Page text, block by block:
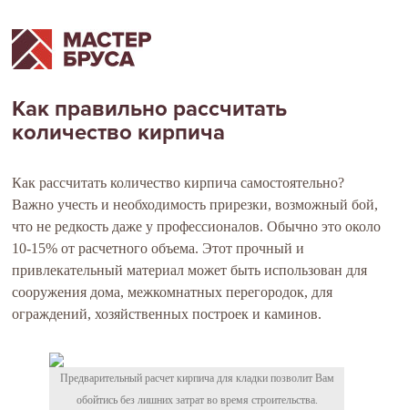
Как правильно рассчитать
количество кирпича
Как рассчитать количество кирпича самостоятельно?
Важно учесть и необходимость прирезки, возможный бой,
что не редкость даже у профессионалов. Обычно это около
10-15% от расчетного объема. Этот прочный и
привлекательный материал может быть использован для
сооружения дома, межкомнатных перегородок, для
ограждений, хозяйственных построек и каминов.
Предварительный расчет кирпича для кладки позволит Вам
обойтись без лишних затрат во время строительства.